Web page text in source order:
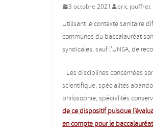
3 octobre 2021 eric jouffret
Utilisant le contexte sanitaire
communes du baccalauréat
syndicales, sauf l’UNSA, de
Les disciplines concernées
scientifique, spécialités
philosophie, spécialités
de ce dispositif puisque
en compte pour le